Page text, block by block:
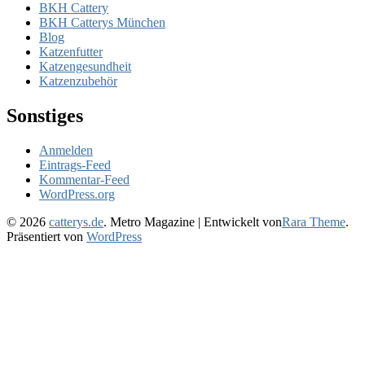
BKH Cattery
BKH Catterys München
Blog
Katzenfutter
Katzengesundheit
Katzenzubehör
Sonstiges
Anmelden
Eintrags-Feed
Kommentar-Feed
WordPress.org
© 2026 catterys.de. Metro Magazine | Entwickelt vonRara Theme.
Präsentiert von WordPress